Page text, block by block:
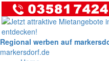
Regional werben auf
markersdorf.de